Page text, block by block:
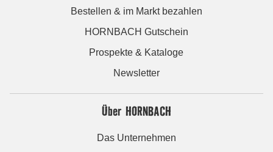
Bestellen & im Markt bezahlen
HORNBACH Gutschein
Prospekte & Kataloge
Newsletter
Über HORNBACH
Das Unternehmen